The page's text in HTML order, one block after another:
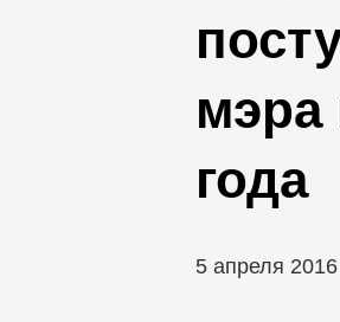
мэра
года
5 апреля 2016